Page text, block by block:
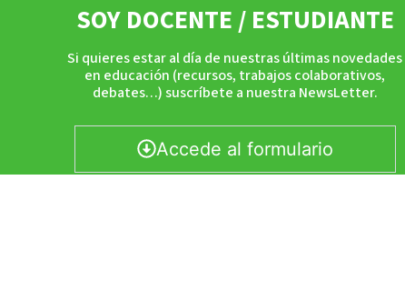
SOY DOCENTE / ESTUDIANTE
Si quieres estar al día de nuestras últimas novedades
en educación (recursos, trabajos colaborativos,
debates…) suscríbete a nuestra NewsLetter.
Accede al formulario